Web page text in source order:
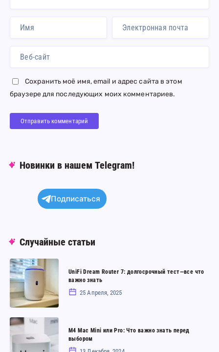
Сохранить моё имя, email и адрес сайта в этом
браузере для последующих моих комментариев.
Отправить комментарий
Новинки в нашем Telegram!
Подписаться
Случайные статьи
UniFi
Dream
Router
тест
UniFi Dream Router 7: долгосрочный тест—все что
важно знать
25 Апреля, 2025
M4
Mac
M4 Mac Mini или Pro: Что важно знать перед
выбором